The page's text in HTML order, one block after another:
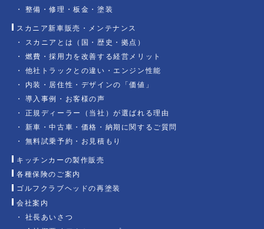
整備・修理・板金・塗装
スカニア新車販売・メンテナンス
スカニアとは（国・歴史・拠点）
燃費・採用力を改善する経営メリット
他社トラックとの違い・エンジン性能
内装・居住性・デザインの「価値」
導入事例・お客様の声
正規ディーラー（当社）が選ばれる理由
新車・中古車・価格・納期に関するご質問
無料試乗予約・お見積もり
キッチンカーの製作販売
各種保険のご案内
ゴルフクラブヘッドの再塗装
会社案内
社長あいさつ